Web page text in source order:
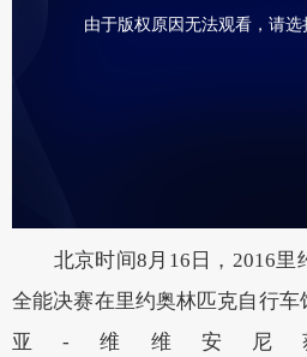
由于版权原因无法观看，请
北京时间8月16日，2016里
全能决赛在里约奥林匹克自行车
亚-维维安尼